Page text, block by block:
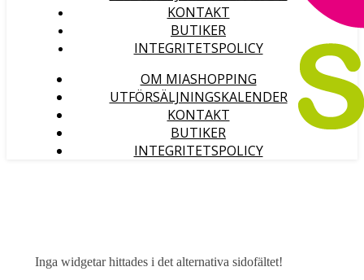
KONTAKT
BUTIKER
INTEGRITETSPOLICY
OM MIASHOPPING
UTFÖRSÄLJNINGSKALENDER
KONTAKT
BUTIKER
INTEGRITETSPOLICY
Inga widgetar hittades i det alternativa sidofältet!